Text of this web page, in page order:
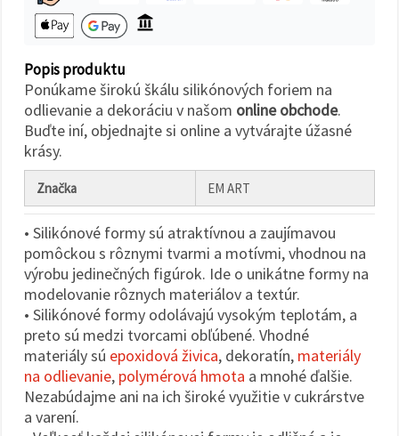
kliknutím
na tlačidlo
"Uložiť"
Prijať
všetko
Nastavenia
Popis produktu
Ponúkame širokú škálu silikónových foriem na
odlievanie a dekoráciu v našom online obchode.
Buďte iní, objednajte si online a vytvárajte úžasné
krásy.
Značka EM ART
• Silikónové formy sú atraktívnou a zaujímavou
pomôckou s rôznymi tvarmi a motívmi, vhodnou na
výrobu jedinečných figúrok. Ide o unikátne formy na
modelovanie rôznych materiálov a textúr.
• Silikónové formy odolávajú vysokým teplotám, a
preto sú medzi tvorcami obľúbené. Vhodné
materiály sú epoxidová živica, dekoratín, materiály
na odlievanie, polymérová hmota a mnohé ďalšie.
Nezabúdajme ani na ich široké využitie v cukrárstve
a varení.